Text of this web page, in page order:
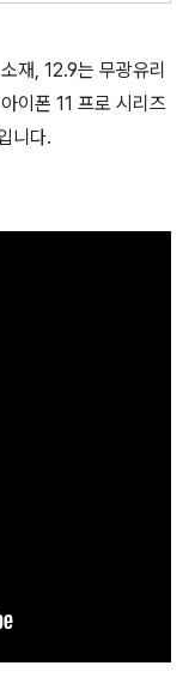
재, 12.9는 무광유리
이폰 11 프로 시리즈
니다.